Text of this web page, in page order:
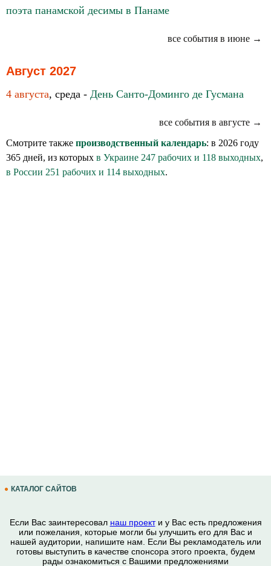
поэта панамской десимы в Панаме
все события в июне →
Август 2027
4 августа, среда - День Санто-Доминго де Гусмана
все события в августе →
Смотрите также производственный календарь: в 2026 году
365 дней, из которых в Украине 247 рабочих и 118 выходных,
в России 251 рабочих и 114 выходных.
КАТАЛОГ САЙТОВ
Если Вас заинтересовал наш проекти у Вас есть предложения
или пожелания, которые могли бы улучшить его для Вас и
нашей аудитории, напишите нам. Если Вы рекламодатель или
готовы выступить в качестве спонсора этого проекта, будем
рады ознакомиться с Вашими предложениями